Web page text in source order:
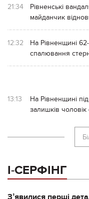
21:34
Рівненські
майданчик
12:32
На Рівненщині
спалювання
13:13
На Рівненщині
залишків чоловік
І-СЕРФІНГ
Зʼявилися перші